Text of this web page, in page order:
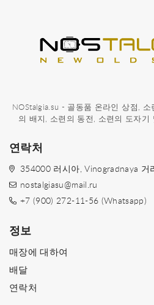
NOStalgia.su - 골동품 온라인 상점,
의 배지, 소련의 동전, 소련의 도자기
연락처
354000 러시아, Vinogradnaya 거
nostalgiasu@mail.ru
+7 (900) 272-11-56 (Whatsapp)
정보
매장에 대하여
배달
연락처